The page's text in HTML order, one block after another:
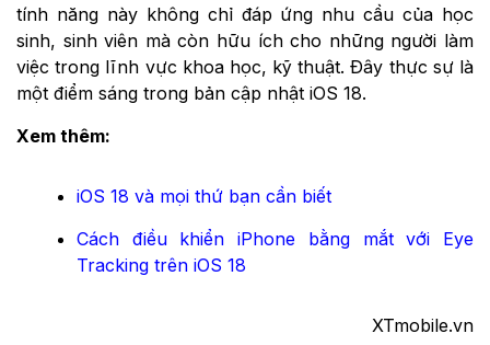
tính năng này không chỉ đáp ứng nhu cầu của học
sinh, sinh viên mà còn hữu ích cho những người làm
việc trong lĩnh vực khoa học, kỹ thuật. Đây thực sự là
một điểm sáng trong bản cập nhật iOS 18.
Xem thêm:
iOS 18 và mọi thứ bạn cần biết
Cách điều khiển iPhone bằng mắt với Eye
Tracking trên iOS 18
XTmobile.vn